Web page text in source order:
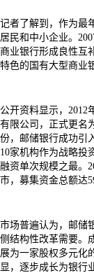
记者了解到，作为最
居民和中小企业。
商业银行形成良性互
特色的国有大型商业
公开资料显示，2012
有限公司，正式更名
份，邮储银行成功引
10家机构作为战略投
融资单次规模之最。
市，募集资金总额达
市场普遍认为，邮储
侧结构性改革需要。
展为一家股权多元化
显，逐步成长为银行